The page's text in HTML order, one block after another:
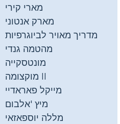
מארי קירי
מארק אנטוני
מדריך מאויר לביוגרפיות
מהטמה גנדי
מונטסקייה
מוקצומה II
מייקל פאראדיי
מיץ 'אלבום
מללה יוספאזאי